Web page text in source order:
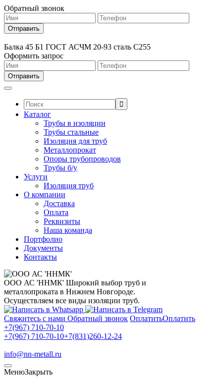
Обратный звонок
Балка 45 Б1 ГОСТ АСЧМ 20-93 сталь С255
Оформить запрос
Поиск:
Каталог
Трубы в изоляции
Трубы стальные
Изоляция для труб
Металлопрокат
Опоры трубопроводов
Трубы б/у
Услуги
Изоляция труб
О компании
Доставка
Оплата
Реквизиты
Наша команда
Портфолио
Документы
Контакты
ООО АС 'ННМК' Широкий выбор труб и
металлопроката в Нижнем Новгороде.
Осуществляем все виды изоляции труб.
Свяжитесь с нами Обратный звонок ОплатитьОплатить
+7(967) 710-70-10
+7(967) 710-70-10+7(831)260-12-24
info@nn-metall.ru
МенюЗакрыть